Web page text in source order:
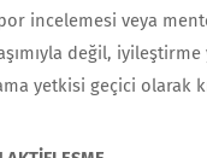
incelemesi veya
değil, iyileştirme
yetkisi geçici olarak